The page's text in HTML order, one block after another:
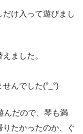
け入って遊びまし
ました。
んでした(°_°)
んだので、琴も満
りたかったのか、ぐ